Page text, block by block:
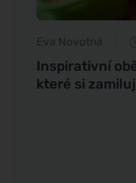
Eva Novotná
Inspirativní
které si